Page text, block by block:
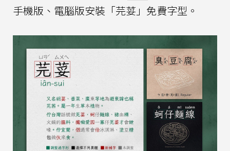
手機版、電腦版安裝「芫荽」免費字型。